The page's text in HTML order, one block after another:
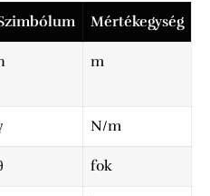
Mértékegység
m
N/m
fok